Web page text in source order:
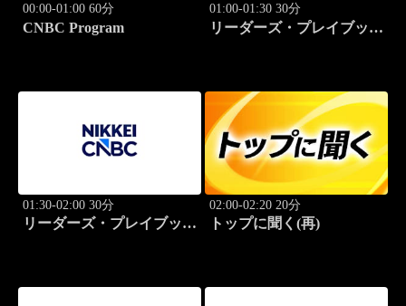
00:00-01:00 60分
CNBC Program
01:00-01:30 30分
リーダーズ・プレイブック
01:30-02:00 30分
リーダーズ・プレイブック
02:00-02:20 20分
トップに聞く(再)